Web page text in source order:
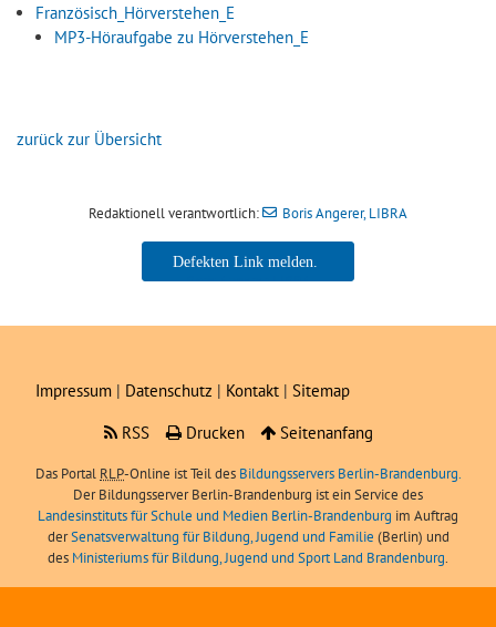
Französisch_Hörverstehen_E
MP3-Höraufgabe zu Hörverstehen_E
zurück zur Übersicht
Redaktionell verantwortlich: Boris Angerer, LIBRA
Boris Angerer, LIBRA
Impressum | Datenschutz | Kontakt | Sitemap
RSS
Drucken Seitenanfang
Das Portal RLP-Online ist Teil des Bildungsservers Berlin-Brandenburg.
Der Bildungsserver Berlin-Brandenburg ist ein Service des
Landesinstituts für Schule und Medien Berlin-Brandenburg im Auftrag
derSenatsverwaltung für Bildung, Jugend und Familie (Berlin) und
des Ministeriums für Bildung, Jugend und Sport Land Brandenburg.